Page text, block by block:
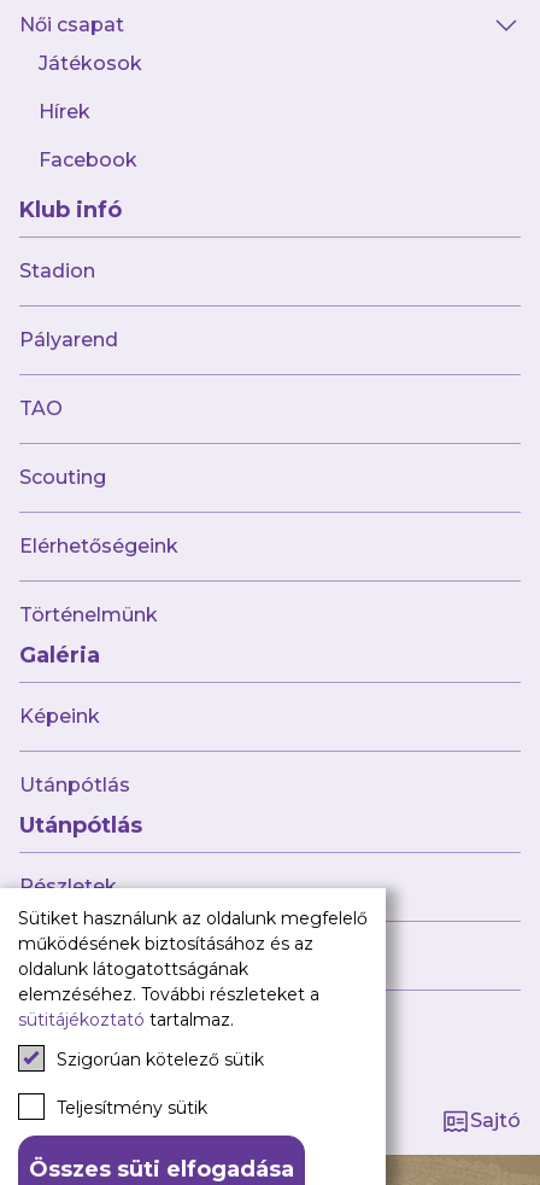
Női csapat
Játékosok
Hírek
Facebook
Klub infó
Stadion
Pályarend
TAO
Scouting
Elérhetőségeink
Történelmünk
Galéria
Képeink
Utánpótlás
Utánpótlás
Részletek
Híreink
Tagság kezelése
Sajtó
"Mindent a helyén kell kezelnünk, egy
vereséget és egy győzelmet is"
Múltunk
Jelenünk
Meccseink
Híreink
Csapataink
Galéria
Utánpótlás
Babaváró
ajándékcsomag
Újpest FC
TAO
Klub infó
Sajtó
Press Kit
Újpest FC Shop
Digitális felületeink
Facebook
Instagram
Tiktok
Youtube
Spotify
Sütiket használunk az oldalunk megfelelő
működésének biztosításához és az
oldalunk látogatottságának
elemzéséhez. További részleteket a
sütitájékoztató tartalmaz.
Szigorúan kötelező sütik
Teljesítmény sütik
Összes süti elfogadása